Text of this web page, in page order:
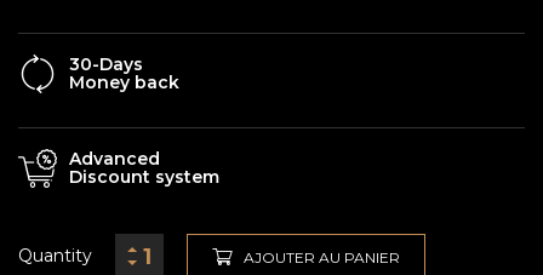
30-Days
Money back
Advanced
Discount system
Quantity AJOUTER AU PANIER